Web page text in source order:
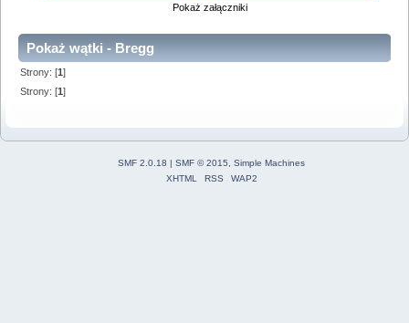
Pokaż załączniki
Pokaż wątki - Bregg
Strony: [1]
Strony: [1]
SMF 2.0.18 | SMF © 2015
Simple Machines
XHTML
RSS WAP2